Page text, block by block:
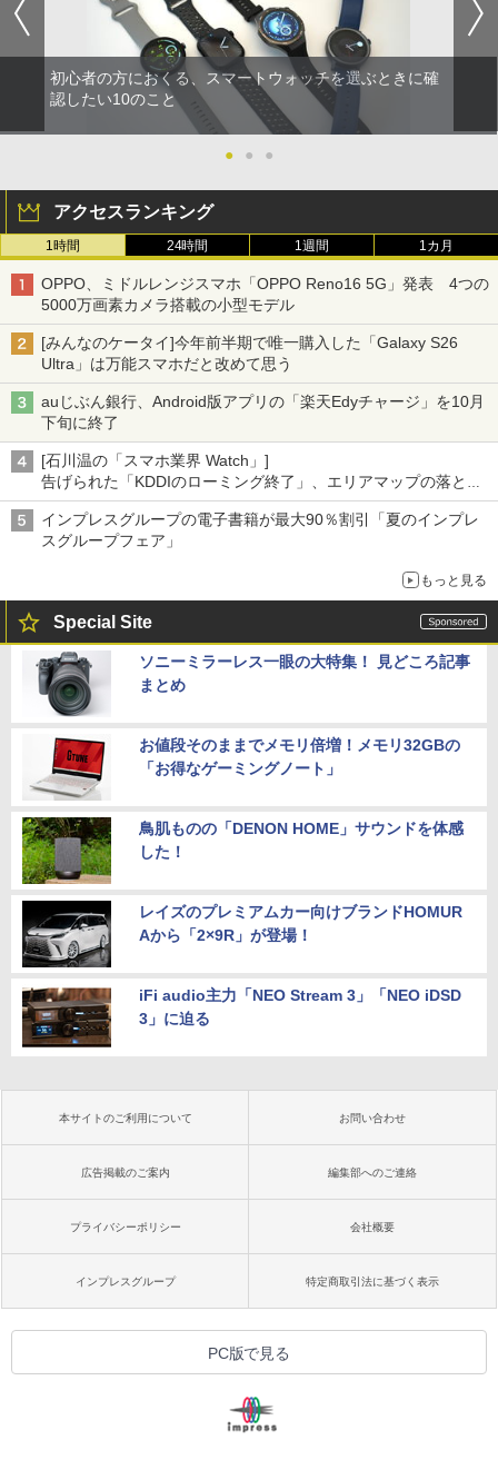
初心者の方におくる、スマートウォッチを選ぶときに確
認したい10のこと
● ● ●
アクセスランキング
1時間 24時間 1週間 1カ月
OPPO、ミドルレンジスマホ「OPPO Reno16 5G」発表 4つの
5000万画素カメラ搭載の小型モデル
[みんなのケータイ]今年前半期で唯一購入した「Galaxy S26
Ultra」は万能スマホだと改めて思う
auじぶん銀行、Android版アプリの「楽天Edyチャージ」を10月
下旬に終了
[石川温の「スマホ業界 Watch」]
告げられた「KDDIのローミング終了」、エリアマップの落とし
穴と楽天モバイルの課題
インプレスグループの電子書籍が最大90％割引「夏のインプレ
スグループフェア」
もっと見る
Special Site
ソニーミラーレス一眼の大特集！ 見どころ記事
まとめ
お値段そのままでメモリ倍増！メモリ32GBの
「お得なゲーミングノート」
鳥肌ものの「DENON HOME」サウンドを体感
した！
レイズのプレミアムカー向けブランドHOMUR
Aから「2×9R」が登場！
iFi audio主力「NEO Stream 3」「NEO iDSD
3」に迫る
本サイトのご利用について お問い合わせ
広告掲載のご案内 編集部へのご連絡
プライバシーポリシー 会社概要
インプレスグループ 特定商取引法に基づく表示
PC版で見る